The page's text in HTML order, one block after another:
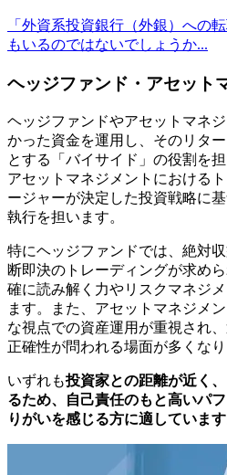
「外資系投資銀行（外銀）への
もいるのではないでしょうか...
ヘッジファンド・アセット
ヘッジファンドやアセットマネ
かった資金を運用し、そのリタ
とする「バイサイド」の役割を
アセットマネジメントにおける
ージャーが決定した投資戦略に
執行を担います。
特にヘッジファンドでは、絶対
断即決のトレーディングが求め
確に読み解く力やリスクマネジ
ます。また、アセットマネジメ
な視点での資産運用が重視され
正確性が問われる場面が多くなり
いずれも投資家との距離が近く
るため、自己責任のもと高いパ
りがいを感じる方に適しています